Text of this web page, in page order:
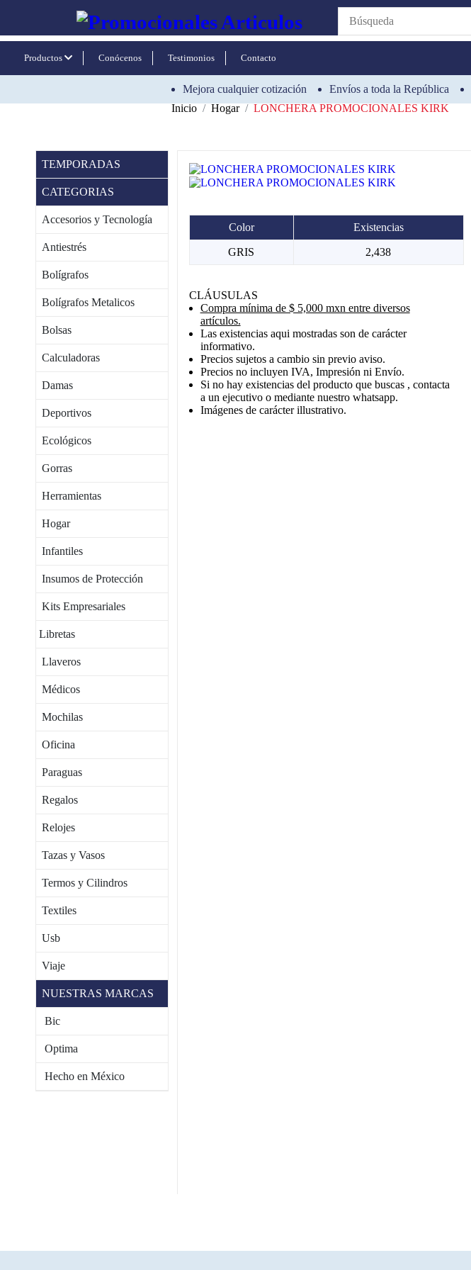
Productos Conócenos Testimonios Contacto
Mejora cualquier cotización Envíos a toda la República
Inicio
Hogar LONCHERA PROMOCIONALES KIRK
TEMPORADAS
CATEGORIAS
Accesorios y Tecnología
Antiestrés
Bolígrafos
Bolígrafos Metalicos
Bolsas
Calculadoras
Damas
Deportivos
Ecológicos
Gorras
Herramientas
Hogar
Infantiles
Insumos de Protección
Kits Empresariales
Libretas
Llaveros
Médicos
Mochilas
Oficina
Paraguas
Regalos
Relojes
Tazas y Vasos
Termos y Cilindros
Textiles
Usb
Viaje
NUESTRAS MARCAS
Bic
Optima
Hecho en México
Color Existencias
GRIS 2,438
CLÁUSULAS
Compra mínima de $ 5,000 mxn entre diversos
artículos.
Las existencias aqui mostradas son de carácter
informativo.
Precios sujetos a cambio sin previo aviso.
Precios no incluyen IVA, Impresión ni Envío.
Si no hay existencias del producto que buscas , contacta
a un ejecutivo o mediante nuestro whatsapp.
Imágenes de carácter illustrativo.